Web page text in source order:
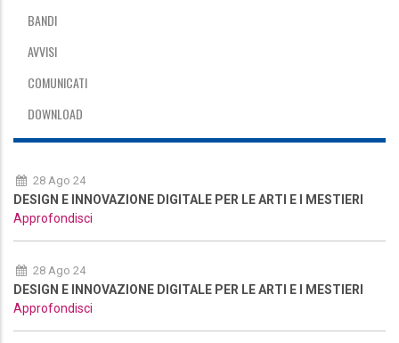
BANDI
AVVISI
COMUNICATI
DOWNLOAD
28 Ago 24
DESIGN E INNOVAZIONE DIGITALE PER LE ARTI E I MESTIERI
Approfondisci
28 Ago 24
DESIGN E INNOVAZIONE DIGITALE PER LE ARTI E I MESTIERI
Approfondisci